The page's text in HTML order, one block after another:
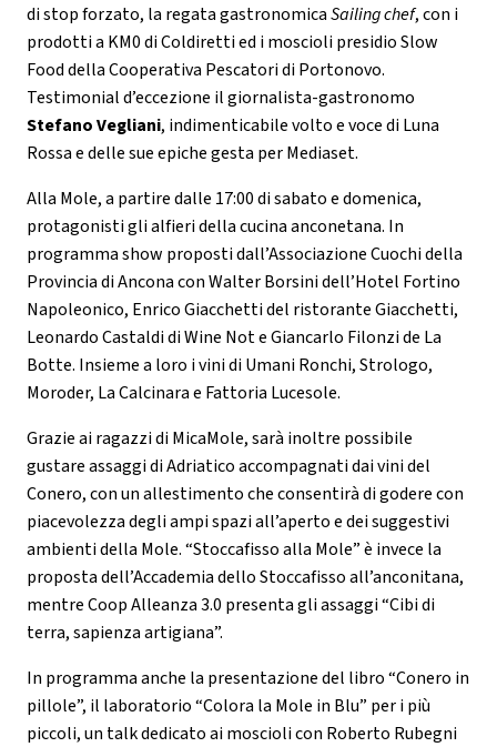
di stop forzato, la regata gastronomicaSailing chef, con i
prodotti a KM0 di Coldiretti ed i moscioli presidio Slow
Food della Cooperativa Pescatori di Portonovo.
Testimonial d’eccezione il giornalista-gastronomo
Stefano Vegliani, indimenticabile volto e voce di Luna
Rossa e delle sue epiche gesta per Mediaset.
Alla Mole, a partire dalle 17:00 di sabato e domenica,
protagonisti gli alfieri della cucina anconetana. In
programma show proposti dall’Associazione Cuochi della
Provincia di Ancona con Walter Borsini dell’Hotel Fortino
Napoleonico, Enrico Giacchetti del ristorante Giacchetti,
Leonardo Castaldi di Wine Not e Giancarlo Filonzi de La
Botte. Insieme a loro i vini di Umani Ronchi, Strologo,
Moroder, La Calcinara e Fattoria Lucesole.
Grazie ai ragazzi di MicaMole, sarà inoltre possibile
gustare assaggi di Adriatico accompagnati dai vini del
Conero, con un allestimento che consentirà di godere con
piacevolezza degli ampi spazi all’aperto e dei suggestivi
ambienti della Mole. “Stoccafisso alla Mole” è invece la
proposta dell’Accademia dello Stoccafisso all’anconitana,
mentre Coop Alleanza 3.0 presenta gli assaggi “Cibi di
terra, sapienza artigiana”.
In programma anche la presentazione del libro “Conero in
pillole”, il laboratorio “Colora la Mole in Blu” per i più
piccoli, un talk dedicato ai moscioli con Roberto Rubegni